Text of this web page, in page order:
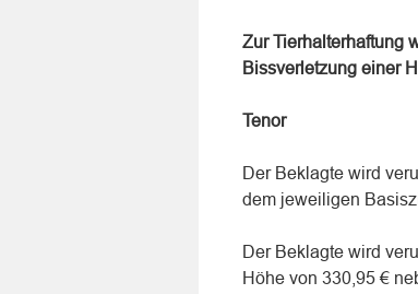
Zur Tierhalterhaftung
Bissverletzung einer
Tenor
Der Beklagte wird
dem jeweiligen
Der Beklagte wird
Höhe von 330,95 €